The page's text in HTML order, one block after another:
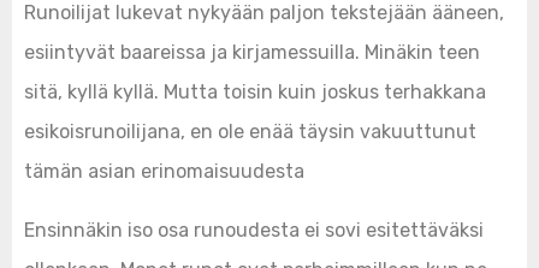
Runoilijat lukevat nykyään paljon tekstejään ääneen,
esiintyvät baareissa ja kirjamessuilla. Minäkin teen
sitä, kyllä kyllä. Mutta toisin kuin joskus terhakkana
esikoisrunoilijana, en ole enää täysin vakuuttunut
tämän asian erinomaisuudesta
Ensinnäkin iso osa runoudesta ei sovi esitettäväksi